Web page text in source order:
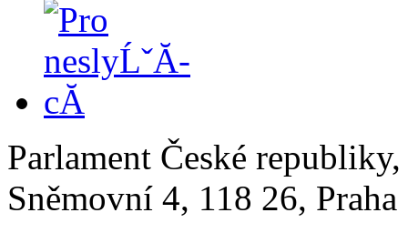
Parlament České
Sněmovní 4, 118 26,